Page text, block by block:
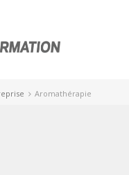
Aromathérapie